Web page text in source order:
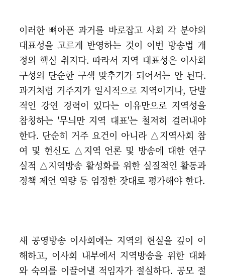
이러한 뼈아픈 과거를 바로잡고 사회 각 분야의
대표성을 고르게 반영하는 것이 이번 방송법 개
정의 핵심 취지다. 따라서 지역 대표성은 이사회
구성의 단순한 구색 맞추기가 되어서는 안 된다.
과거처럼 거주지가 일시적으로 지역이거나, 단발
적인 강연 경력이 있다는 이유만으로 지역성을
참칭하는 '무늬만 지역 대표'는 철저히 걸러내야
한다. 단순히 거주 요건이 아니라 △지역사회 참
여 및 헌신도 △지역 언론 및 방송에 대한 연구
실적 △지역방송 활성화를 위한 실질적인 활동과
정책 제언 역량 등 엄정한 잣대로 평가해야 한다.
새 공영방송 이사회에는 지역의 현실을 깊이 이
해하고, 이사회 내부에서 지역방송을 위한 대화
와 숙의를 이끌어낼 적임자가 절실하다. 공모 절